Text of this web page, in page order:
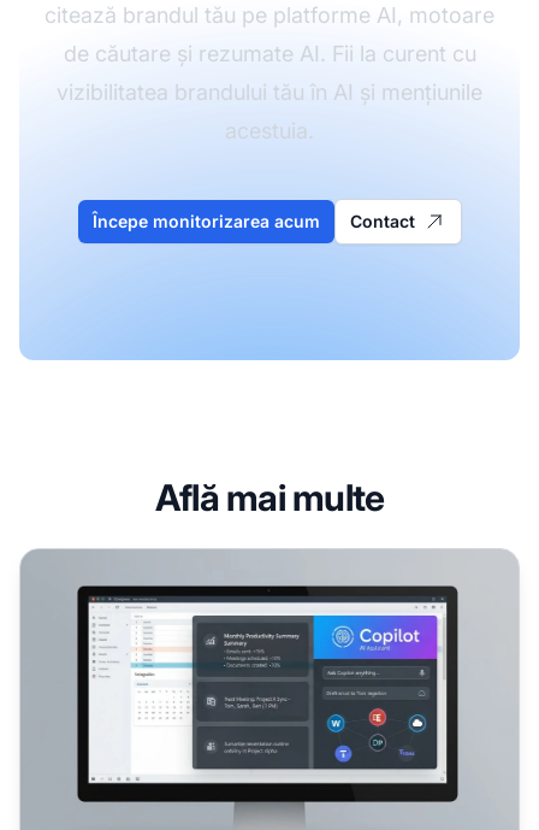
citează brandul tău pe platforme AI, motoare
de căutare și rezumate AI. Fii la curent cu
vizibilitatea brandului tău în AI și mențiunile
acestuia.
Începe monitorizarea acum Contact
Află mai multe
Microsoft Copilot